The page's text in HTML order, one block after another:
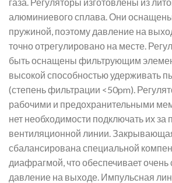
алюминиевого сплава. Они
пружиной, поэтому давление на
точно отрегулировано на месте.
быть оснащены фильтрующим
высокой способностью удерживать
(степень фильтрации <50pm).
рабочими и предохранительными
нет необходимости подключать их за
вентиляционной линии.
сбалансирована специальной
диафрагмой, что обеспечивает очень
давление на выходе. Импульсная